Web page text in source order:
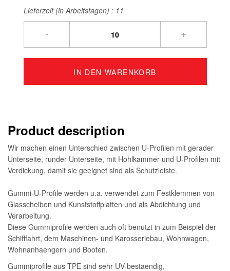
Lieferzeit (in Arbeitstagen) : 11
- +
IN DEN WARENKORB
Product description
Wir machen einen Unterschied zwischen U-Profilen mit gerader
Unterseite, runder Unterseite, mit Hohlkammer und U-Profilen mit
Verdickung, damit sie geeignet sind als Schutzleiste.
Gummi-U-Profile werden u.a. verwendet zum Festklemmen von
Glasscheiben und Kunststoffplatten und als Abdichtung und
Verarbeitung.
Diese Gummiprofile werden auch oft benutzt in zum Beispiel der
Schifffahrt, dem Maschinen- und Karosseriebau, Wohnwagen,
Wohnanhaengern und Booten.
Gummiprofile aus TPE sind sehr UV-bestaendig,